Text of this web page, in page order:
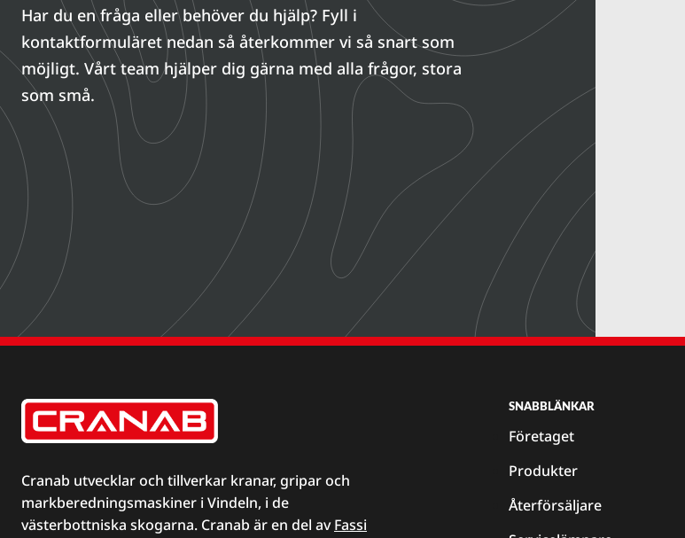
Har du en fråga eller behöver du hjälp? Fyll i
kontaktformuläret nedan så återkommer vi så snart som
möjligt. Vårt team hjälper dig gärna med alla frågor, stora
som små.
Cranab utvecklar och tillverkar kranar, gripar och
markberedningsmaskiner i Vindeln, i de
västerbottniska skogarna. Cranab är en del avFassi
SNABBLÄNKAR
Företaget
Produkter
Återförsäljare